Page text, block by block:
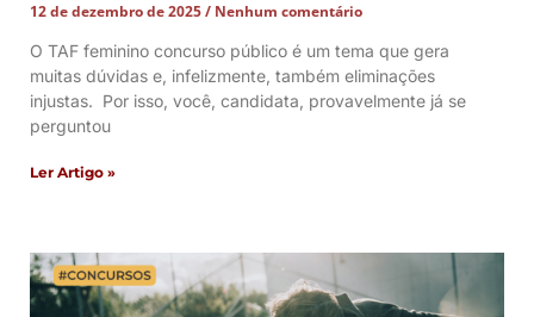
12 de dezembro de 2025
Nenhum comentário
O TAF feminino concurso público é um tema que gera
muitas dúvidas e, infelizmente, também eliminações
injustas. Por isso, você, candidata, provavelmente já se
perguntou
Ler Artigo »